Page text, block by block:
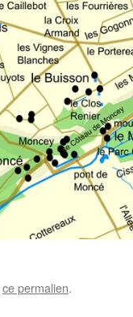
ce permalien.